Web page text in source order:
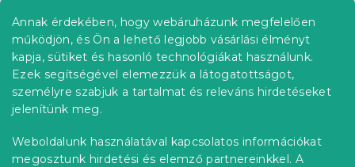
Annak érdekében, hogy webáruházunk megfelelően
működjön, és Ön a lehető legjobb vásárlási élményt
kapja, sütiket és hasonló technológiákat használunk.
Ezek segítségével elemezzük a látogatottságot,
személyre szabjuk a tartalmat és releváns hirdetéseket
jelenítünk meg.
Weboldalunk használatával kapcsolatos információkat
megosztunk hirdetési és elemző partnereinkkel. A
Információ az Ön számára
Rendelés követése
Szállítási lehetőségek
Fizetési lehetőségek
Reklamáció és áruvisszaküldés
Elérhetőség
Általános szerződési feltételek